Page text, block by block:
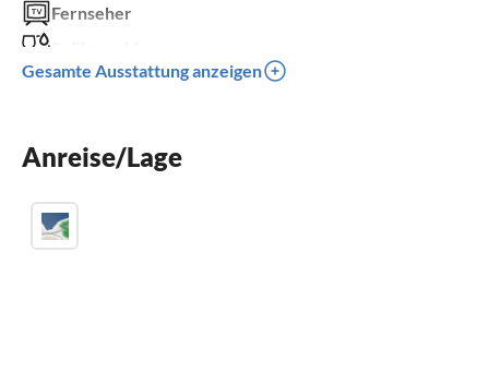
Fernseher
Balkon
Gesamte Ausstattung anzeigen
Anreise/Lage